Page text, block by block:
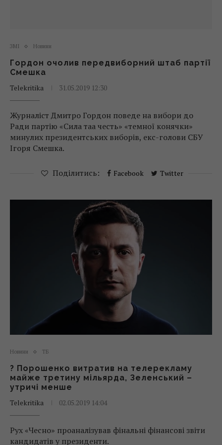
ЗМІ Новини
Гордон очолив передвиборний штаб партії
Смешка
Telekritika
31.05.2019 12:30
Журналіст Дмитро Гордон поведе на вибори до
Ради партію «Сила таа честь» «темної конячки»
минулих президентських виборів, екс-голови СБУ
Ігоря Смешка.
Поділитись: Facebook Twitter
Новини ТБ
? Порошенко витратив на телерекламу
майже третину мільярда, Зеленський –
утричі менше
Telekritika
02.05.2019 14:04
Рух «Чесно» проаналізував фінальні фінансові звіти
кандидатів у президенти.